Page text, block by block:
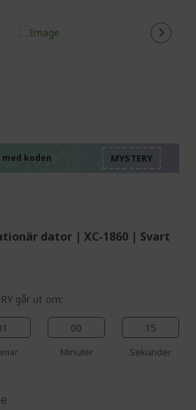
koden
dator | XC-1860 | Svart
går ut om:
00
Minuter
14
Sekunder